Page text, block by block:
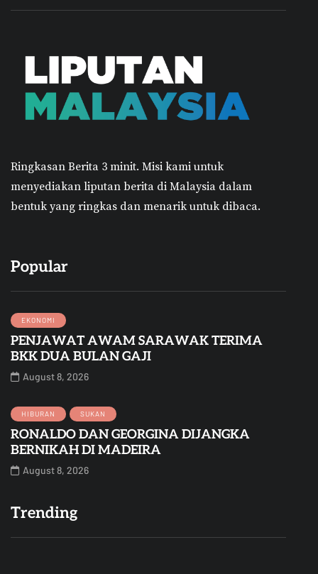
Ringkasan Berita 3 minit. Misi kami untuk
menyediakan liputan berita di Malaysia dalam
bentuk yang ringkas dan menarik untuk dibaca.
Popular
EKONOMI
PENJAWAT AWAM SARAWAK TERIMA
BKK DUA BULAN GAJI
August 8, 2026
HIBURAN SUKAN
RONALDO DAN GEORGINA DIJANGKA
BERNIKAH DI MADEIRA
August 8, 2026
Trending